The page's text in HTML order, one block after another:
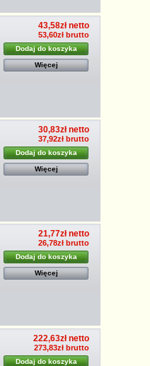
43,58zł netto
53,60zł brutto
Dodaj do koszyka
Więcej
30,83zł netto
37,92zł brutto
Dodaj do koszyka
Więcej
21,77zł netto
26,78zł brutto
Dodaj do koszyka
Więcej
222,63zł netto
273,83zł brutto
Dodaj do koszyka